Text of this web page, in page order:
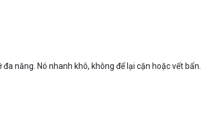
năng. Nó nhanh khô, không để lại cặn hoặc vết bẩn.